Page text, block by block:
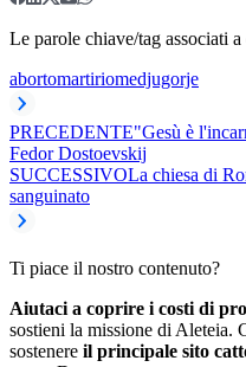
Le parole chiave/tag associati
abortomartiriomedjugorje
PRECEDENTE"Gesù è
Fedor Dostoevskij
SUCCESSIVOLa chiesa di
sanguinato
Ti piace il nostro contenuto?
Aiutaci a coprire i costi di
sostieni la missione di Aleteia.
sostenere il principale sito